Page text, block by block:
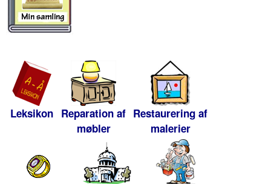
Leksikon Reparation af
møbler
Restaurering af
malerier